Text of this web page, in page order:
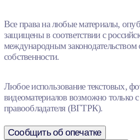
Все права на любые материалы,
защищены в соответствии с
международным законодательством
собственности.
Любое использование текстовых,
видеоматериалов возможно только с
правообладателя (ВГТРК).
Сообщить об опечатке